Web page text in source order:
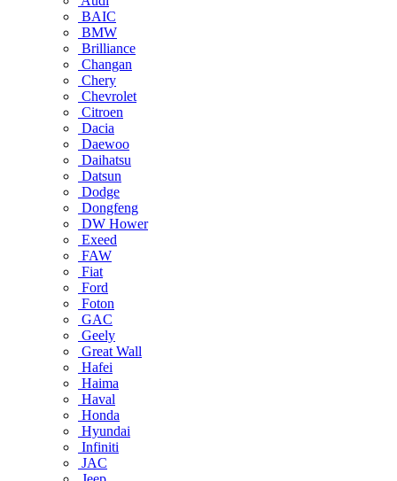
BAIC
BMW
Brilliance
Changan
Chery
Chevrolet
Citroen
Dacia
Daewoo
Daihatsu
Datsun
Dodge
Dongfeng
DW Hower
Exeed
FAW
Fiat
Ford
Foton
GAC
Geely
Great Wall
Hafei
Haima
Haval
Honda
Hyundai
Infiniti
JAC